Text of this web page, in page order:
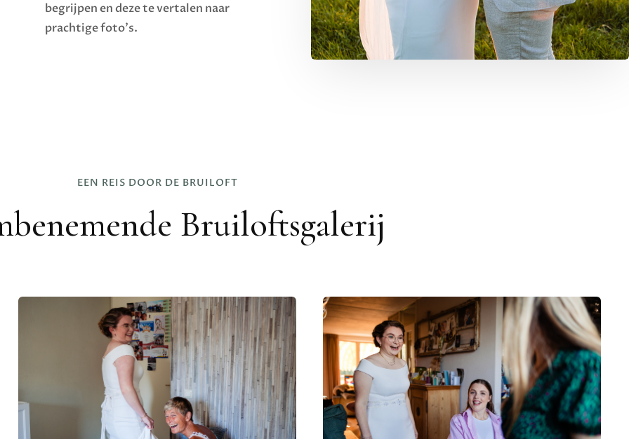
begrijpen en deze te vertalen naar
prachtige foto’s.
EEN REIS DOOR DE BRUILOFT
Bruiloftsgalerij